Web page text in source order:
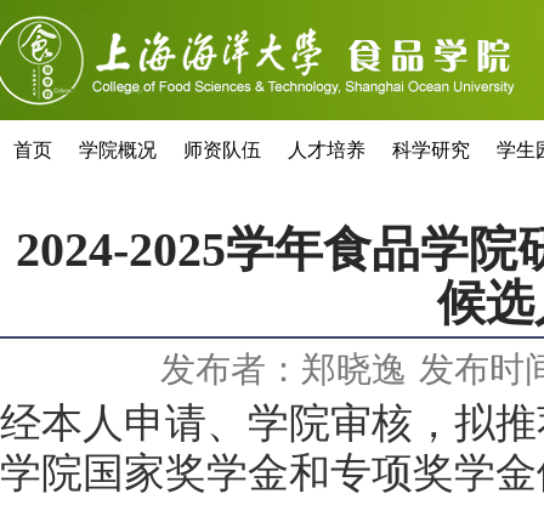
首页 学院概况 师资队伍 人才培养 科学研究 学生
2024-2025学年食品学
候
发布者：郑晓逸 发布时
经本人申请、学院审核，拟
学院国家奖学金和专项奖学